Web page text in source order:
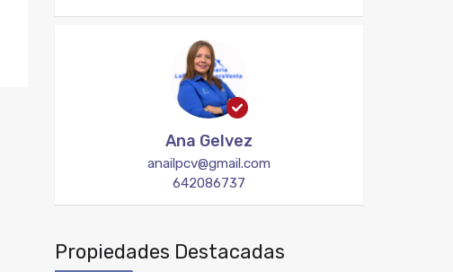
Ana Gelvez
anailpcv@gmail.com
642086737
Propiedades Destacadas